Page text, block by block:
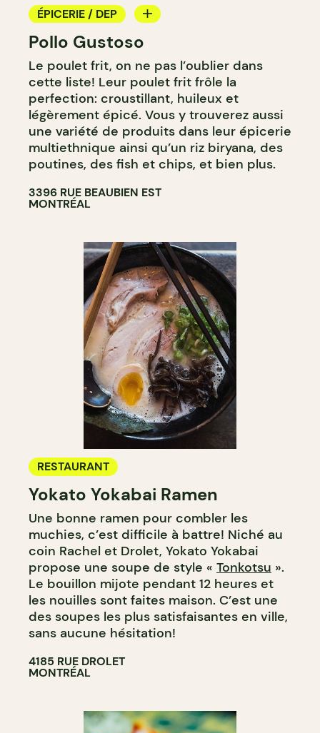
ÉPICERIE / DEP
COMPTOIR
Pollo Gustoso
Le poulet frit, on ne pas l’oublier dans
cette liste! Leur poulet frit frôle la
perfection: croustillant, huileux et
légèrement épicé. Vous y trouverez aussi
une variété de produits dans leur épicerie
multiethnique ainsi qu’un riz biryana, des
poutines, des fish et chips, et bien plus.
3396 RUE BEAUBIEN EST
MONTRÉAL
RESTAURANT
Yokato Yokabai Ramen
Une bonne ramen pour combler les
muchies, c’est difficile à battre! Niché au
coin Rachel et Drolet, Yokato Yokabai
propose une soupe de style « Tonkotsu ».
Le bouillon mijote pendant 12 heures et
les nouilles sont faites maison. C’est une
des soupes les plus satisfaisantes en ville,
sans aucune hésitation!
4185 RUE DROLET
MONTRÉAL